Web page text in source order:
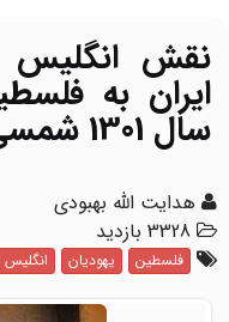
نقش انگلیس
ایران به
سال 1301 شمسی
هدایت الله بهبودی
3328 بازدید
فلسطین یهودیان انگلیس در